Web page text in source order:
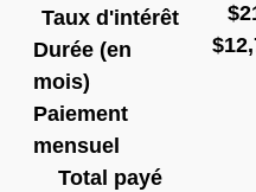
Taux d'intérêt
Durée (en
mois)
Paiement
mensuel
Total payé